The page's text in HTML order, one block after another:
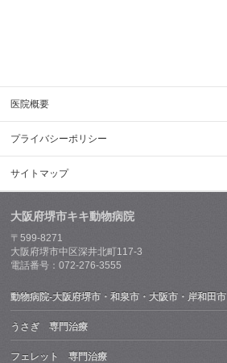
医院概要
プライバシーポリシー
サイトマップ
大阪府堺市キキ動物病院
〒599-8271
大阪府堺市中区深井北町117-3
電話番号：072-276-3555
動物病院-大阪府堺市・和泉市・大阪市・岸和田市
うさぎ 専門治療
フェレット 専門治療